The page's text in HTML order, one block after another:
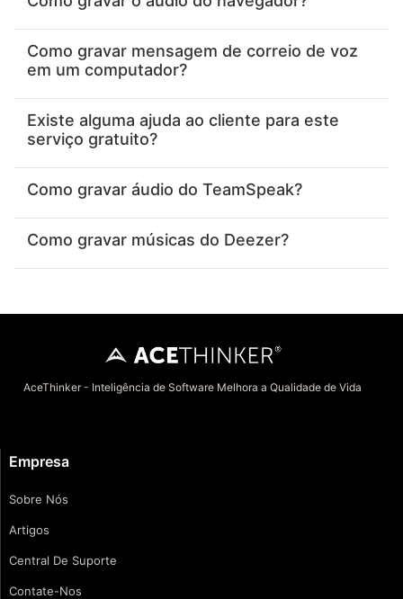
Como gravar mensagem de correio de voz
em um computador?
Existe alguma ajuda ao cliente para este
serviço gratuito?
Como gravar áudio do TeamSpeak?
Como gravar músicas do Deezer?
AceThinker - Inteligência de Software Melhora a Qualidade de Vida
Empresa
Sobre Nós
Artigos
Central De Suporte
Contate-Nos